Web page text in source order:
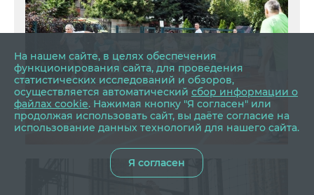
На нашем сайте, в целях обеспечения
функционирования сайта, для проведения
статистических исследований и обзоров,
осуществляется автоматический сбор информации о
файлах cookie. Нажимая кнопку "Я согласен" или
продолжая использовать сайт, вы даёте согласие на
использование данных технологий для нашего сайта.
Я согласен